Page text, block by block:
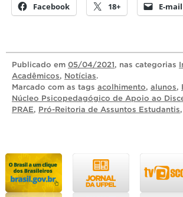
Facebook 18+ E-mail
Publicado em 05/04/2021, nas categorias
Acadêmicos, Notícias.
Marcado com as tags acolhimento, alunos,
Núcleo Psicopedagógico de Apoio ao
PRAE, Pró-Reitoria de Assuntos Estudantis,